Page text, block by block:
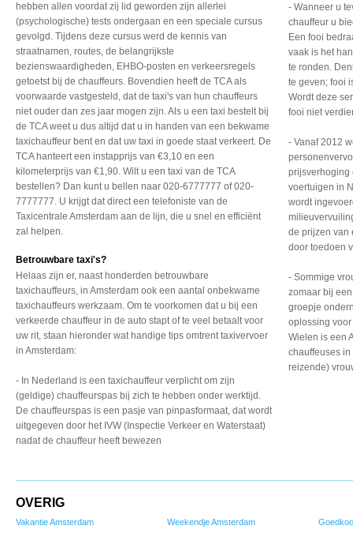
hebben allen voordat zij lid geworden zijn allerlei
(psychologische) tests ondergaan en een speciale cursus
gevolgd. Tijdens deze cursus werd de kennis van
straatnamen, routes, de belangrijkste
bezienswaardigheden, EHBO-posten en verkeersregels
getoetst bij de chauffeurs. Bovendien heeft de TCA als
voorwaarde vastgesteld, dat de taxi's van hun chauffeurs
niet ouder dan zes jaar mogen zijn. Als u een taxi bestelt bij
de TCA weet u dus altijd dat u in handen van een bekwame
taxichauffeur bent en dat uw taxi in goede staat verkeert. De
TCA hanteert een instapprijs van €3,10 en een
kilometerprijs van €1,90. Wilt u een taxi van de TCA
bestellen? Dan kunt u bellen naar 020-6777777 of 020-
7777777. U krijgt dat direct een telefoniste van de
Taxicentrale Amsterdam aan de lijn, die u snel en efficiënt
zal helpen.
Betrouwbare taxi's?
Helaas zijn er, naast honderden betrouwbare
taxichauffeurs, in Amsterdam ook een aantal onbekwame
taxichauffeurs werkzaam. Om te voorkomen dat u bij een
verkeerde chauffeur in de auto stapt of te veel betaalt voor
uw rit, staan hieronder wat handige tips omtrent taxivervoer
in Amsterdam:
- In Nederland is een taxichauffeur verplicht om zijn
(geldige) chauffeurspas bij zich te hebben onder werktijd.
De chauffeurspas is een pasje van pinpasformaat, dat wordt
uitgegeven door het IVW (Inspectie Verkeer en Waterstaat)
nadat de chauffeur heeft bewezen
- Wanneer u
chauffeur u
Een fooi
vaak is het
te ronden.
te geven; fooi
Wordt deze
fooi niet
- Vanaf 2012
prijsverhoging
voertuigen in
wordt
de prijzen van
door toedoen
- Sommige
zomaar bij
groepje
oplossing
Wielen is een
chauffeuses
reizende)
OVERIG
Vakantie Amsterdam Weekendje Amsterdam